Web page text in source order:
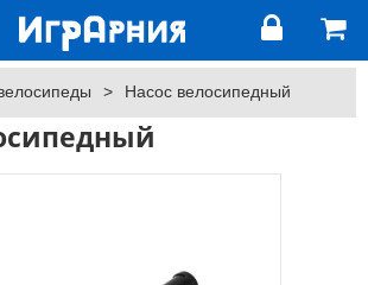
> Насос велосипедный